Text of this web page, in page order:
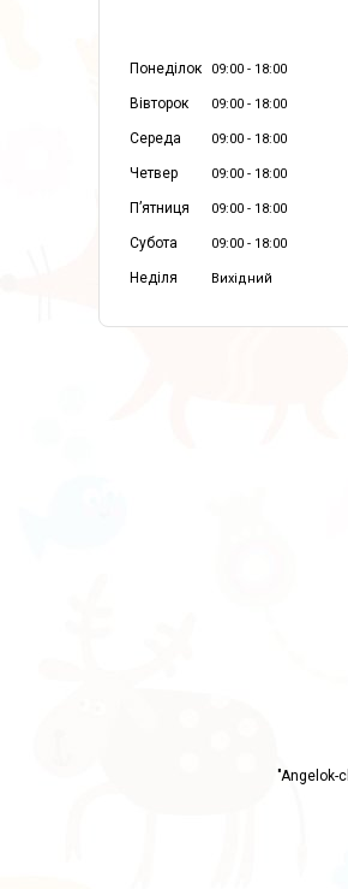
Понеділок 09:00 18:00
Вівторок 09:00 18:00
Середа 09:00 18:00
Четвер 09:00 18:00
Пʼятниця 09:00 18:00
Субота 09:00 18:00
Неділя Вихідний